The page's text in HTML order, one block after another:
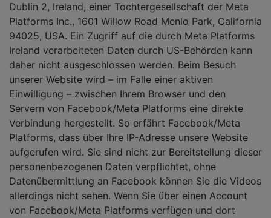
Dublin 2, Ireland, einer Tochtergesellschaft der Meta
Platforms Inc., 1601 Willow Road Menlo Park, California
94025, USA. Ein Zugriff auf die durch Meta Platforms
Ireland verarbeiteten Daten durch US-Behörden kann
daher nicht ausgeschlossen werden. Beim Besuch
unserer Website wird – im Falle einer aktiven
Einwilligung – zwischen Ihrem Browser und den
Servern von Facebook/Meta Platforms eine direkte
Verbindung hergestellt. So erfährt Facebook/Meta
Platforms, dass über Ihre IP-Adresse unsere Website
aufgerufen wird. Sie sind nicht zur Bereitstellung dieser
personenbezogenen Daten verpflichtet, ohne
Datenübermittlung an Facebook können Sie die Videos
allerdings nicht sehen. Wenn Sie über einen Account
von Facebook/Meta Platforms verfügen und dort